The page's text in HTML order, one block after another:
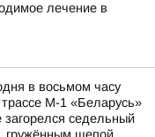
лечение в
в восьмом часу
М-1 «Беларусь»
загорелся седельный